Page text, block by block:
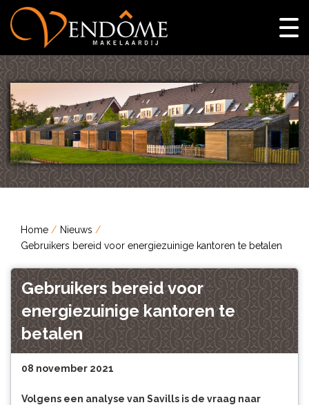
Home
Nieuws
Gebruikers bereid voor energiezuinige kantoren te betalen
Gebruikers bereid voor
energiezuinige kantoren te
betalen
08 november 2021
Volgens een analyse van Savills is de vraag naar